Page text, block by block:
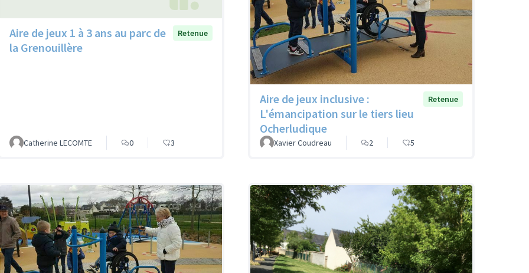
Aire de jeux 1 à 3 ans au parc de
la Grenouillère
Retenue
Catherine LECOMTE 0 3
Aire de jeux inclusive :
L'émancipation sur le tiers lieu
Ocherludique
Retenue
Xavier Coudreau 2 5